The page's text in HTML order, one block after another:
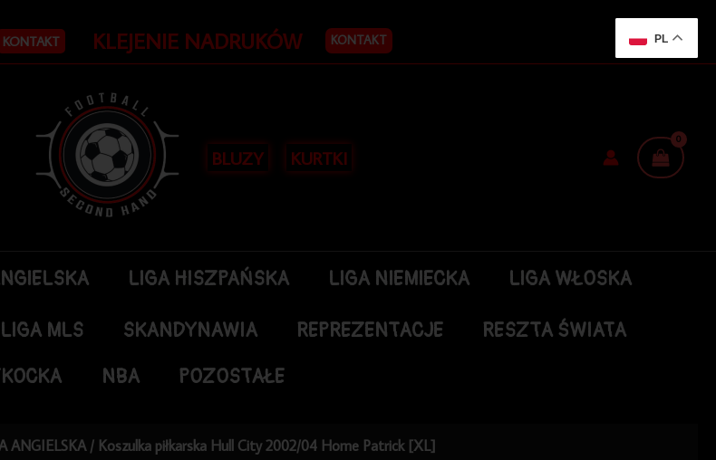
KONTAKT KLEJENIE NADRUKÓW KONTAKT
BLUZY KURTKI
LIGA HISZPAŃSKA LIGA NIEMIECKA LIGA WŁOSKA
LIGA MLS SKANDYNAWIA REPREZENTACJE
RESZTA ŚWIATA
NBA POZOSTAŁE
ANGIELSKA / Koszulka piłkarska Hull City 2002/04 Home Patrick [XL]
PL